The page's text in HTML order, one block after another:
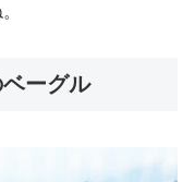
ベーグル